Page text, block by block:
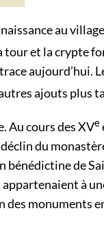
au
tour et la crypte
aujourd’hui.
ajouts plus
Au cours des XVe
du
bénédictine de
à
monuments